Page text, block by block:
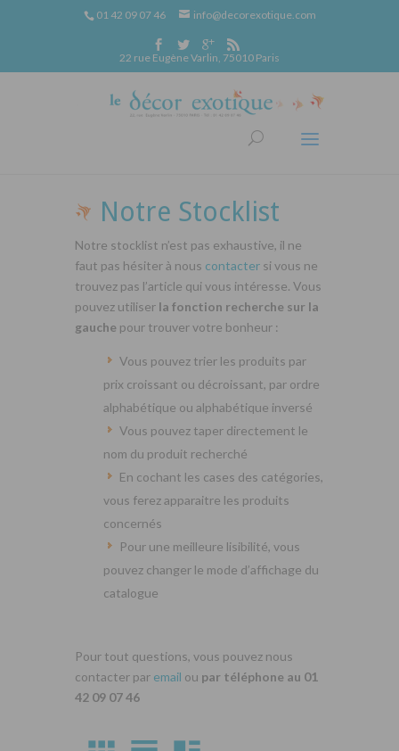
01 42 09 07 46 info@decorexotique.com
22 rue Eugène Varlin, 75010 Paris
Notre Stocklist
Notre stocklist n’est pas exhaustive, il ne
faut pas hésiter à nous contacter si vous ne
trouvez pas l’article qui vous intéresse. Vous
pouvez utiliser la fonction recherche sur la
gauche pour trouver votre bonheur :
Vous pouvez trier les produits par
prix croissant ou décroissant, par ordre
alphabétique ou alphabétique inversé
Vous pouvez taper directement le
nom du produit recherché
En cochant les cases des catégories,
vous ferez apparaitre les produits
concernés
Pour une meilleure lisibilité, vous
pouvez changer le mode d’affichage du
catalogue
Pour tout questions, vous pouvez nous
contacter par email ou par téléphone au 01
42 09 07 46